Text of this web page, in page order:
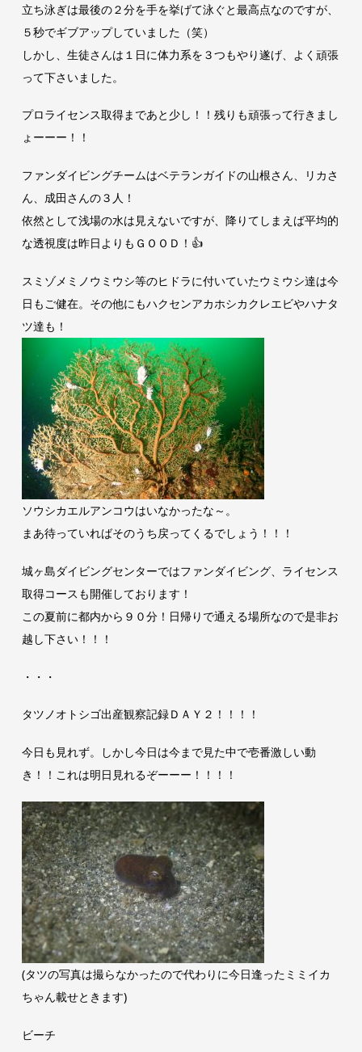
立ち泳ぎは最後の２分を手を挙げて泳ぐと最高点なのですが、
５秒でギブアップしていました（笑）
しかし、生徒さんは１日に体力系を３つもやり遂げ、よく頑張
って下さいました。
プロライセンス取得まであと少し！！残りも頑張って行きまし
ょーーー！！
ファンダイビングチームはベテランガイドの山根さん、リカさ
ん、成田さんの３人！
依然として浅場の水は見えないですが、降りてしまえば平均的
な透視度は昨日よりもＧＯＯＤ！👍
スミゾメミノウミウシ等のヒドラに付いていたウミウシ達は今
日もご健在。その他にもハクセンアカホシカクレエビやハナタ
ツ達も！
ソウシカエルアンコウはいなかったな～。
まあ待っていればそのうち戻ってくるでしょう！！！
城ヶ島ダイビングセンターではファンダイビング、ライセンス
取得コースも開催しております！
この夏前に都内から９０分！日帰りで通える場所なので是非お
越し下さい！！！
・・・
タツノオトシゴ出産観察記録ＤＡＹ２！！！！
今日も見れず。しかし今日は今まで見た中で壱番激しい動
き！！これは明日見れるぞーーー！！！！
(タツの写真は撮らなかったので代わりに今日逢ったミミイカ
ちゃん載せときます)
ビーチ